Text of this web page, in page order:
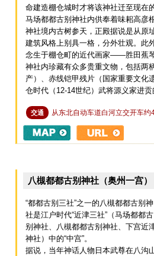
命建造棚仓城时才将该神社迁至现在
马场都都古别神社内供奉着味耜高彦
神社境内古树参天，正殿据说是从原
建筑风格上别具一格，分外壮观。此
念生于棚仓町的近代画家——胜田蕉琴
神社内珍藏有众多贵重文物，包括两
产）、赤线铠甲残片（国家重要文化
仓时代（12-14世纪）武将源义家进贡
交通 从东北自动车道白河立交开车约
八槻都都古别神社（奥州一宫）
“都都古别三社”之一的八槻都都古别神
社是江户时代“近津三社”（马场都都古
别神社、八槻都都古别神社、下宫近
神社）中的“中宫”。
据说，当年神话人物日本武尊在八沟